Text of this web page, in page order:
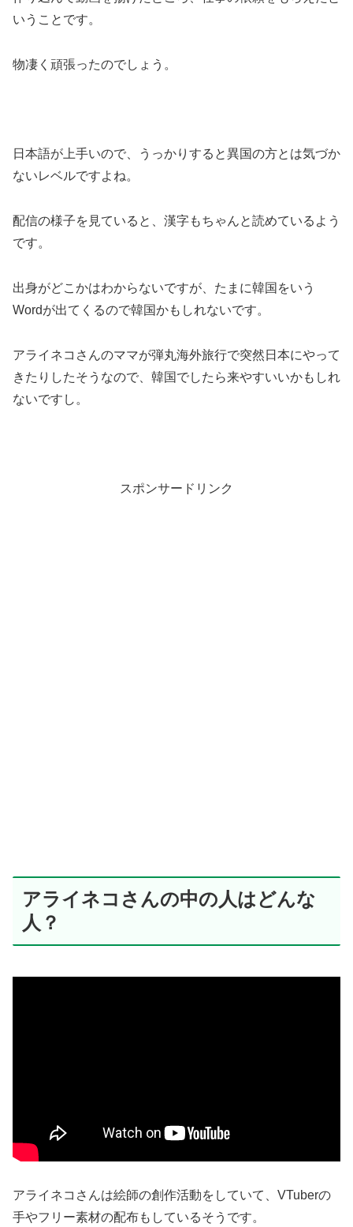
いうことです。
物凄く頑張ったのでしょう。
日本語が上手いので、うっかりすると異国の方とは気づか
ないレベルですよね。
配信の様子を見ていると、漢字もちゃんと読めているよう
です。
出身がどこかはわからないですが、たまに韓国をいう
Wordが出てくるので韓国かもしれないです。
アライネコさんのママが弾丸海外旅行で突然日本にやって
きたりしたそうなので、韓国でしたら来やすいいかもしれ
ないですし。
スポンサードリンク
アライネコさんの中の人はどんな
人？
アライネコさんは絵師の創作活動をしていて、VTuberの
手やフリー素材の配布もしているそうです。